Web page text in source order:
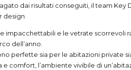
dai risultati conseguiti, il team
design.
impacchettabili e le vetrate scorrevoli
dell’anno.
perfette sia per le abitazioni private
e comfort, l’ambiente vivibile di